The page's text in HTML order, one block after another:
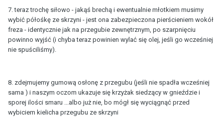
7. teraz trochę siłowo - jakąś brechą i ewentualnie młotkiem musimy
wybić półośkę ze skrzyni - jest ona zabezpieczona pierścieniem wokół
freza - identycznie jak na przegubie zewnętrznym, po szarpnięciu
powinno wyjść (i chyba teraz powinien wylać się olej, jeśli go wcześniej
nie spuściliśmy).
8. zdejmujemy gumową osłonę z przegubu (jeśli nie spadła wcześniej
sama ) i naszym oczom ukazuje się krzyżak siedzący w gnieździe i
sporej ilości smaru ...albo już nie, bo mógł się wyciągnąć przed
wybiciem kielicha przegubu ze skrzyni